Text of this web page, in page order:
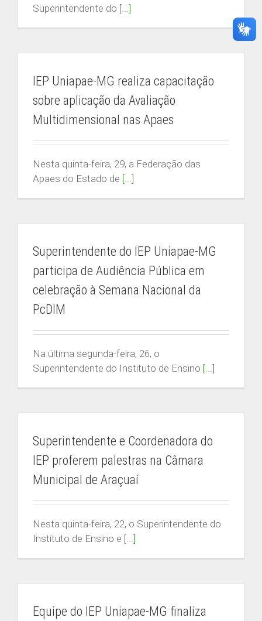
Superintendente do [...]
IEP Uniapae-MG realiza capacitação
sobre aplicação da Avaliação
Multidimensional nas Apaes
Nesta quinta-feira, 29, a Federação das
Apaes do Estado de [...]
Superintendente do IEP Uniapae-MG
participa de Audiência Pública em
celebração à Semana Nacional da
PcDIM
Na última segunda-feira, 26, o
Superintendente do Instituto de Ensino [...]
Superintendente e Coordenadora do
IEP proferem palestras na Câmara
Municipal de Araçuaí
Nesta quinta-feira, 22, o Superintendente do
Instituto de Ensino e [...]
Equipe do IEP Uniapae-MG finaliza
IEP-MG
Rua dos Timbiras, nº 2072